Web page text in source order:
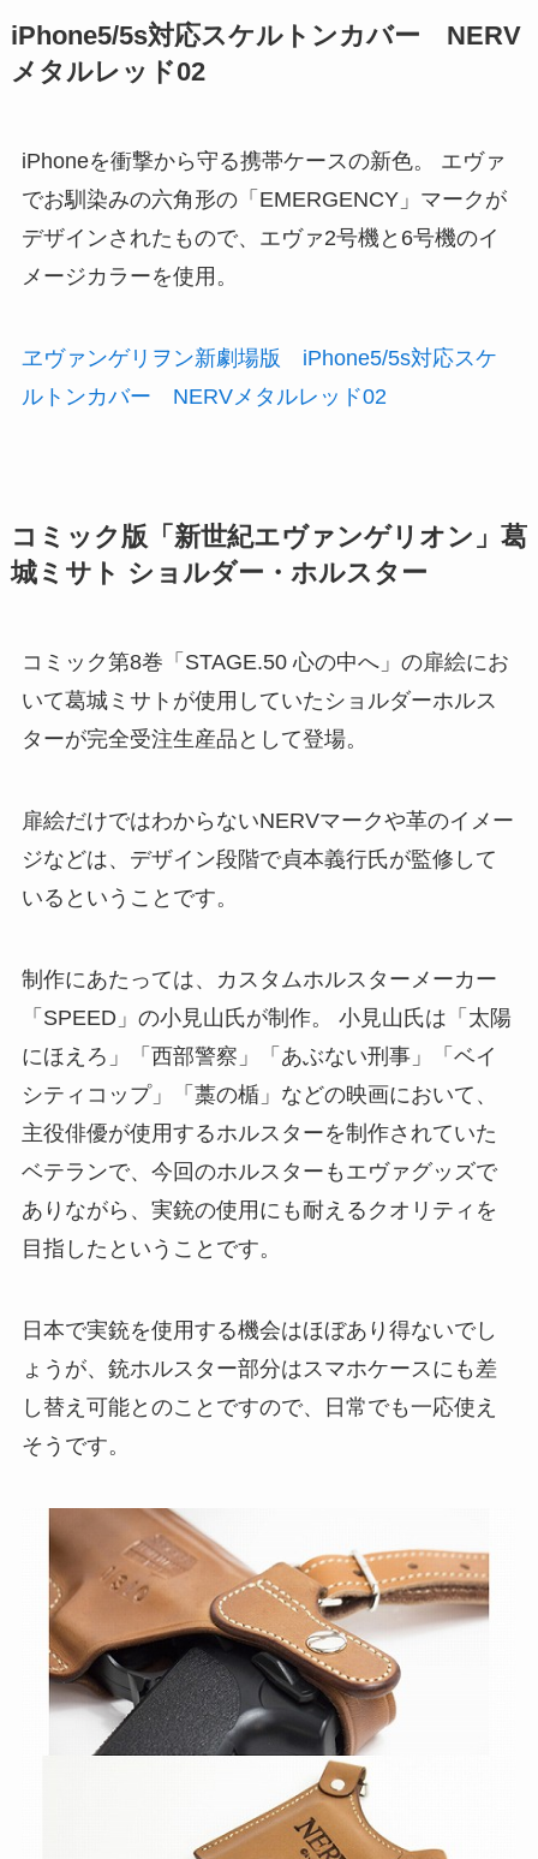
iPhone5/5s対応スケルトンカバー NERV
メタルレッド02
iPhoneを衝撃から守る携帯ケースの新色。 エヴァ
でお馴染みの六角形の「EMERGENCY」マークが
デザインされたもので、エヴァ2号機と6号機のイ
メージカラーを使用。
ヱヴァンゲリヲン新劇場版 iPhone5/5s対応スケ
ルトンカバー NERVメタルレッド02
コミック版「新世紀エヴァンゲリオン」葛
城ミサト ショルダー・ホルスター
コミック第8巻「STAGE.50 心の中へ」の扉絵にお
いて葛城ミサトが使用していたショルダーホルス
ターが完全受注生産品として登場。
扉絵だけではわからないNERVマークや革のイメー
ジなどは、デザイン段階で貞本義行氏が監修して
いるということです。
制作にあたっては、カスタムホルスターメーカー
「SPEED」の小見山氏が制作。 小見山氏は「太陽
にほえろ」「西部警察」「あぶない刑事」「ベイ
シティコップ」「藁の楯」などの映画において、
主役俳優が使用するホルスターを制作されていた
ベテランで、今回のホルスターもエヴァグッズで
ありながら、実銃の使用にも耐えるクオリティを
目指したということです。
日本で実銃を使用する機会はほぼあり得ないでし
ょうが、銃ホルスター部分はスマホケースにも差
し替え可能とのことですので、日常でも一応使え
そうです。